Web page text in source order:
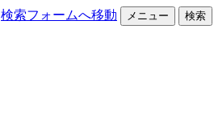
検索フォームへ移動 メニュー 検索